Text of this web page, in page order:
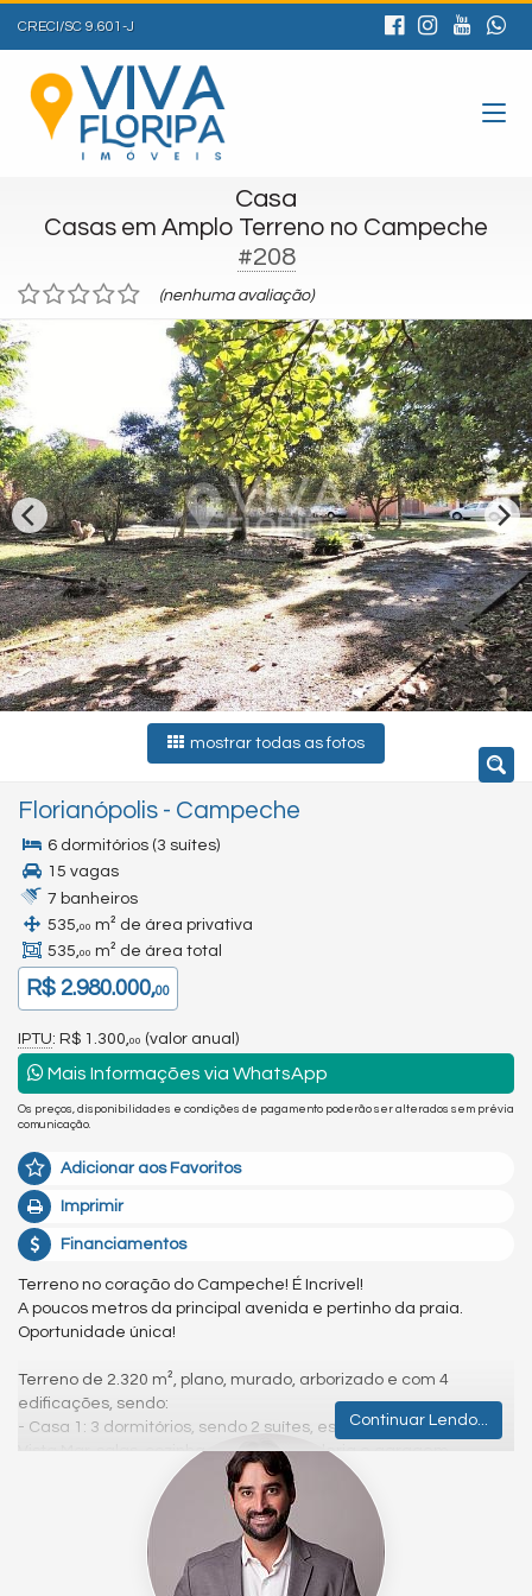
CRECI/SC 9.601-J
Casa
Casas em Amplo Terreno no Campeche
#208
(nenhuma avaliação)
mostrar todas as fotos
Florianópolis - Campeche
6 dormitórios (3 suítes)
15 vagas
7 banheiros
535,00 m² de área privativa
535,00 m² de área total
R$ 2.980.000,00
IPTU: R$ 1.300,00 (valor anual)
Mais Informações via WhatsApp
Os preços, disponibilidades e condições de pagamento poderão ser alterados sem prévia
comunicação.
Adicionar aos Favoritos
Imprimir
Financiamentos
Terreno no coração do Campeche! É Incrível!
A poucos metros da principal avenida e pertinho da praia.
Oportunidade única!
Terreno de 2.320 m², plano, murado, arborizado e com 4
edificações, sendo:
- Casa 1: 3 dormitórios, sendo 2 suítes, escritório, varanda com
Vista Mar, salas, cozinha prática, lavanderia e garagem.
- Casa 2: 2 dormitórios, cozinha e living integrados.
- Edícula 1: um espaço muito legal e amplo, com churrasqueira
e 1 dormitório suíte.
- Edícula 2: com estrutura para mais um pavimento, foi criada
para fabricação de pranchas de surfe, hoje desativada, mas a
Continuar Lendo...